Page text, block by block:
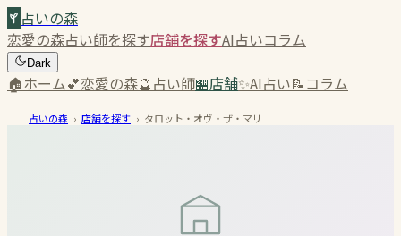
占いの森
恋愛の森占い師を探す店舗を探すAI占いコラム
Dark
🏠ホーム💕恋愛の森🔮占い師🏪店舗✨AI占い📝コラム
占いの森 › 店舗を探す › タロット・オヴ・ザ・マリ